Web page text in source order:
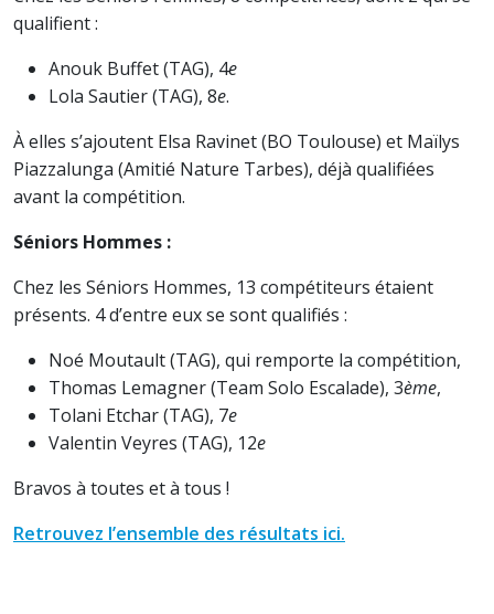
qualifient :
Anouk Buffet (TAG), 4e
Lola Sautier (TAG), 8e.
À elles s’ajoutent Elsa Ravinet (BO Toulouse) et Maïlys
Piazzalunga (Amitié Nature Tarbes), déjà qualifiées
avant la compétition.
Séniors Hommes :
Chez les Séniors Hommes, 13 compétiteurs étaient
présents. 4 d’entre eux se sont qualifiés :
Noé Moutault (TAG), qui remporte la compétition,
Thomas Lemagner (Team Solo Escalade), 3ème,
Tolani Etchar (TAG), 7e
Valentin Veyres (TAG), 12e
Bravos à toutes et à tous !
Retrouvez l’ensemble des résultats ici.